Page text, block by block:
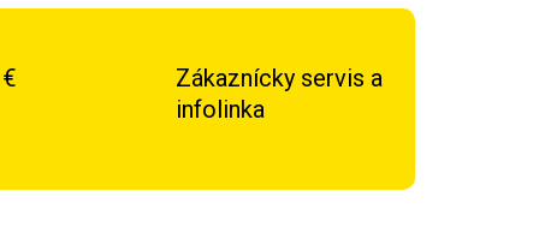
Zákaznícky servis a
infolinka